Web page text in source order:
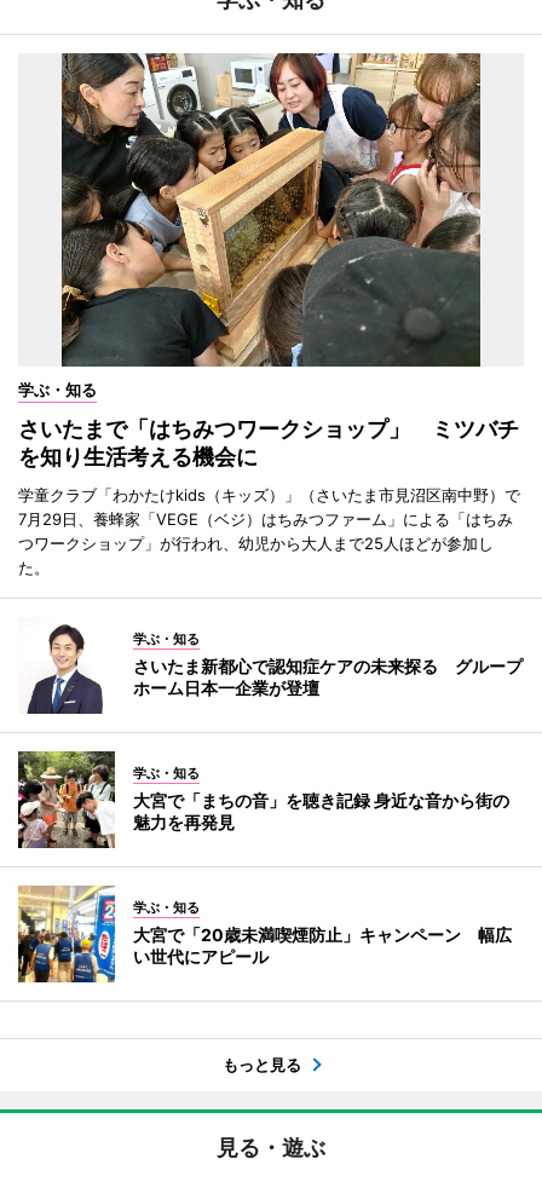
学ぶ・知る
さいたまで「はちみつワークショップ」 ミツバチ
を知り生活考える機会に
学童クラブ「わかたけkids（キッズ）」（さいたま市見沼区南中野）で
7月29日、養蜂家「VEGE（ベジ）はちみつファーム」による「はちみ
つワークショップ」が行われ、幼児から大人まで25人ほどが参加し
た。
学ぶ・知る
さいたま新都心で認知症ケアの未来探る グループ
ホーム日本一企業が登壇
学ぶ・知る
大宮で「まちの音」を聴き記録 身近な音から街の
魅力を再発見
学ぶ・知る
大宮で「20歳未満喫煙防止」キャンペーン 幅広
い世代にアピール
もっと見る
見る・遊ぶ